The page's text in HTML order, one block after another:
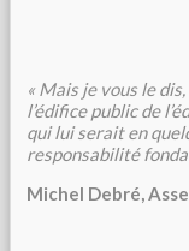
« Mais je vous le
l’édifice public de
qui lui serait en
responsabilité
Michel Debré,